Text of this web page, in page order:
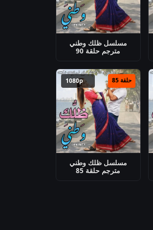
مسلسل ظلك وطني
مترجم حلقة 90
حلقة 85 1080p
مسلسل ظلك وطني
مترجم حلقة 85